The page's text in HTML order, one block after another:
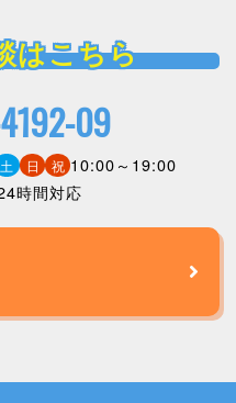
はこちら
09
土 日 祝 10:00～19:00
時間対応